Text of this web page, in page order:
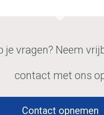
je vragen? Neem
contact met ons
Contact opnemen